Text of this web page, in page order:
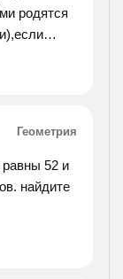
родятся
Геометрия
52 и
найдите